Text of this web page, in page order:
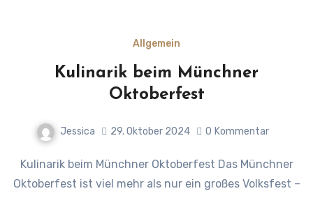
Allgemein
Kulinarik beim Münchner
Oktoberfest
Jessica 29. Oktober 2024 0 Kommentar
Kulinarik beim Münchner Oktoberfest Das Münchner
Oktoberfest ist viel mehr als nur ein großes Volksfest –